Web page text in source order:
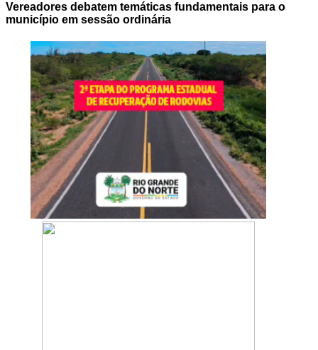
Vereadores debatem temáticas fundamentais para o
município em sessão ordinária